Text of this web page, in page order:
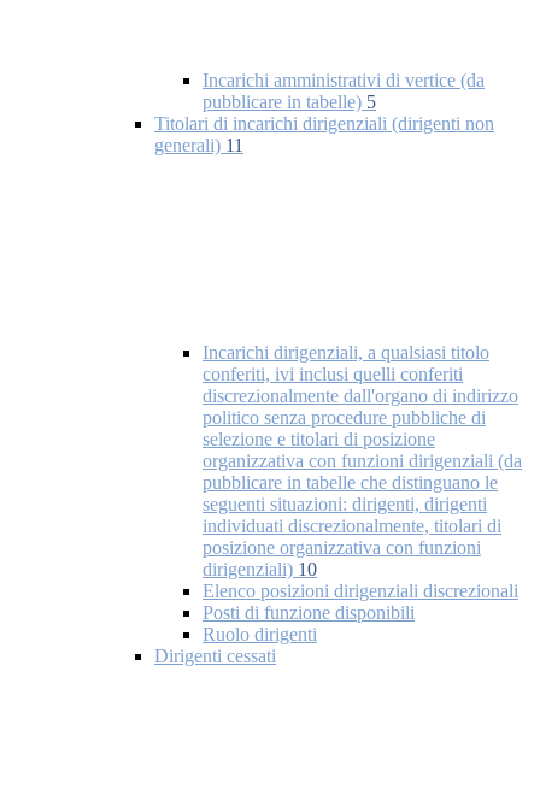
Incarichi amministrativi di vertice (da
pubblicare in tabelle) 5
Titolari di incarichi dirigenziali (dirigenti non
generali) 11
Incarichi dirigenziali, a qualsiasi titolo
conferiti, ivi inclusi quelli conferiti
discrezionalmente dall'organo di indirizzo
politico senza procedure pubbliche di
selezione e titolari di posizione
organizzativa con funzioni dirigenziali (da
pubblicare in tabelle che distinguano le
seguenti situazioni: dirigenti, dirigenti
individuati discrezionalmente, titolari di
posizione organizzativa con funzioni
dirigenziali) 10
Elenco posizioni dirigenziali discrezionali
Posti di funzione disponibili
Ruolo dirigenti
Dirigenti cessati